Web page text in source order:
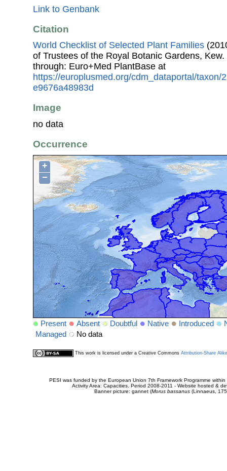
Link to Genbank
Citation
World Checklist of Selected Plant Families
of Trustees of the Royal Botanic Gardens, Kew.
through: Euro+Med PlantBase at
https://europlusmed.org/cdm_dataportal/taxon/
e9676a48983d
Image
no data
Occurrence
+
−
Present Absent Doubtful Native Introduced
Managed
No data
This work is licensed under a Creative Commons Attribution-Share
PESI was funded by the European Union 7th Framework Programme
Activity Area: Capacities. Period 2008-2011 - Website hosted &
Banner picture: gannet (Morus bassanus(Linnaeus,